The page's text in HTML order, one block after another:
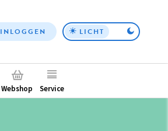
Top
INLOGGEN LICHT
Webshop Service